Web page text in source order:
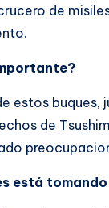
de
estos buques,
de
está